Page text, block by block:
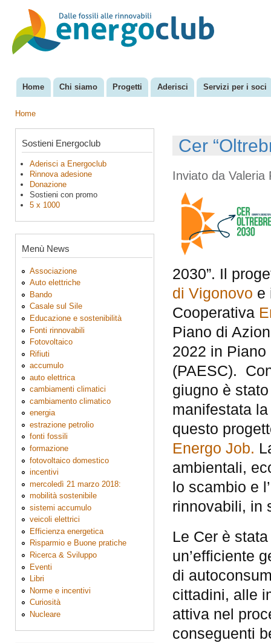
EnergoClub
per la
riconversione
del sistema
Menu principale
Home Chi siamo Progetti Aderisci Servizi per i soci
Home
Sostieni Energoclub
Aderisci a Energoclub
Rinnova adesione
Donazione
Sostieni con promo
5 x 1000
Menù News
Associazione
Auto elettriche
Bando
Casale sul Sile
Educazione e sostenibilità
Fonti rinnovabili
Fotovoltaico
Rifiuti
accumulo
auto elettrica
cambiamenti climatici
cambiamento climatico
energia
estrazione petrolio
fonti fossili
formazione
fotovoltaico domestico
incentivi
mercoledì 21 marzo 2018:
mobilità sostenibile
sistemi accumulo
veicoli elettrici
Efficienza energetica
Risparmio e Buone pratiche
Ricerca & Sviluppo
Eventi
Libri
Norme e incentivi
Curiosità
Nucleare
Cer
Inviato da Valeria
2030”. Il
di Vigonovo e
Cooperativa
Piano di
2022 in Piano
(PAESC).
giugno è
manifestata
questo
Energo Job.
ambientali,
lo scambio e
rinnovabili, in
Le Cer è
un’efficiente
di
cittadini, alle
attiva nel
conseguenti